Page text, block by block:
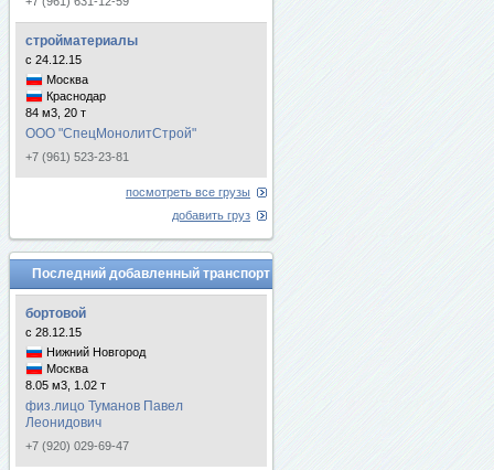
стройматериалы
с 24.12.15
Москва
Краснодар
84 м3, 20 т
ООО "СпецМонолитСтрой"
+7 (961) 523-23-81
посмотреть все грузы
добавить груз
Последний добавленный транспорт
бортовой
с 28.12.15
Нижний Новгород
Москва
8.05 м3, 1.02 т
физ.лицо Туманов Павел
Леонидович
+7 (920) 029-69-47